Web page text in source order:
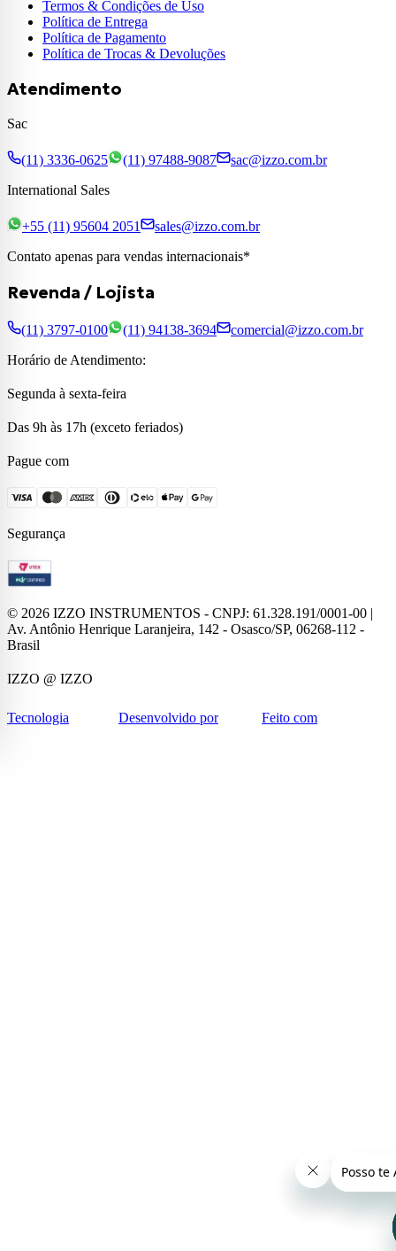
Termos & Condições de Uso
Política de Entrega
Política de Pagamento
Política de Trocas & Devoluções
Atendimento
Sac
(11) 3336-0625 (11) 97488-9087
sac@izzo.com.br
International Sales
+55 (11) 95604 2051
sales@izzo.com.br
Contato apenas para vendas internacionais*
Revenda / Lojista
(11) 3797-0100 (11) 94138-3694
comercial@izzo.com.br
Horário de Atendimento:
Segunda à sexta-feira
Das 9h às 17h (exceto feriados)
Pague com
Segurança
© 2026 IZZO INSTRUMENTOS - CNPJ: 61.328.191/0001-00 |
Av. Antônio Henrique Laranjeira, 142 - Osasco/SP, 06268-112 -
Brasil
IZZO @ IZZO
Tecnologia Desenvolvido por Feito com